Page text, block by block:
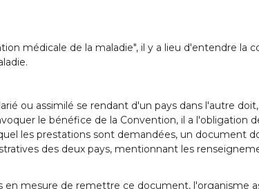
médicale de la maladie", il y a lieu d'entendre la
ou assimilé se rendant d'un pays dans l'autre
le bénéfice de la Convention, il a l'obligation
les prestations sont demandées, un document
des deux pays, mentionnant les
en mesure de remettre ce document, l'organisme